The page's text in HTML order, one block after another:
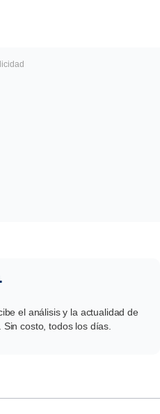
el análisis y la actualidad de
costo, todos los días.